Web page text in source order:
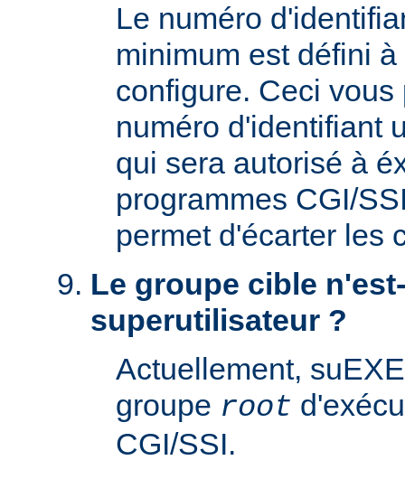
Le numéro
minimum est défini
configure. Ceci
numéro d'identifiant
qui sera autorisé à
programmes CGI/
permet d'écarter les
Le groupe cible
superutilisateur ?
Actuellement,
groupe root
CGI/SSI.